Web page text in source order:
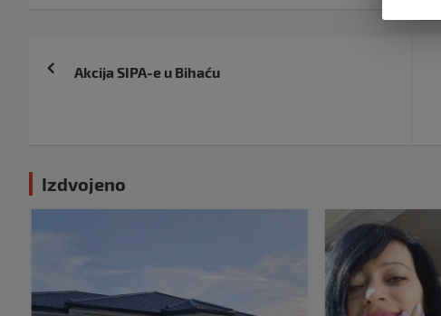
Navigacija
objava
Akcija SIPA-e u Bihaću
Izdvojeno